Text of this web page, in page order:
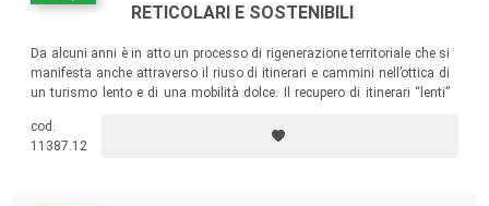
RETICOLARI E SOSTENIBILI
Da alcuni anni è in atto un processo di rigenerazione territoriale che si
manifesta anche attraverso il riuso di itinerari e cammini nell’ottica di
un turismo lento e di una mobilità dolce. Il recupero di itinerari “lenti”
importante attrattore turistico e contribuendo a innescare processi di
sviluppo locale.
cod.
11387.12